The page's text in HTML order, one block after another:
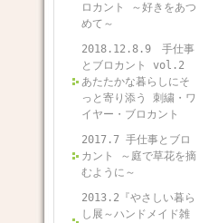
ロカント ～好きをあつ
めて～
2018.12.8.9 手仕事
とブロカント vol.2
あたたかな暮らしにそ
っと寄り添う 刺繍・ワ
イヤー・ブロカント
2017.7 手仕事とブロ
カント ～庭で草花を摘
むように～
2013.2『やさしい暮ら
し展～ハンドメイド雑